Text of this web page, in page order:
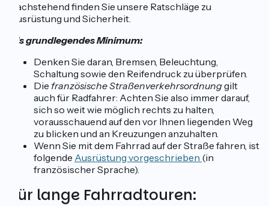
Nachstehend finden Sie unsere Ratschläge zu
Ausrüstung und Sicherheit.
Als grundlegendes Minimum:
Denken Sie daran, Bremsen, Beleuchtung,
Schaltung sowie den Reifendruck zu überprüfen.
Die französische Straßenverkehrsordnunggilt
auch für Radfahrer: Achten Sie also immer darauf,
sich so weit wie möglich rechts zu halten,
vorausschauend auf den vor Ihnen liegenden Weg
zu blicken und an Kreuzungen anzuhalten.
Wenn Sie mit dem Fahrrad auf der Straße fahren, ist
folgende Ausrüstung vorgeschrieben (in
französischer Sprache).
Für lange Fahrradtouren: